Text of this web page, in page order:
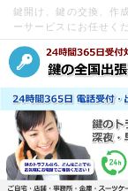
鍵開け、鍵の交換、作
ーサービスにお任せく